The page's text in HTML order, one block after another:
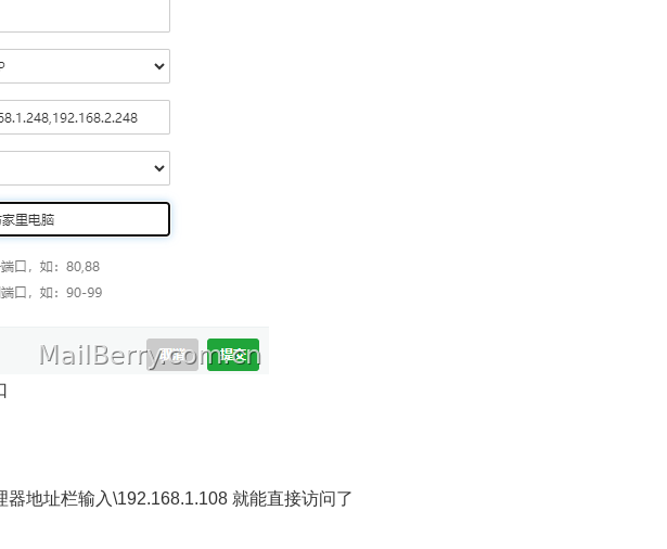
地址栏输入\192.168.1.108 就能直接访问了